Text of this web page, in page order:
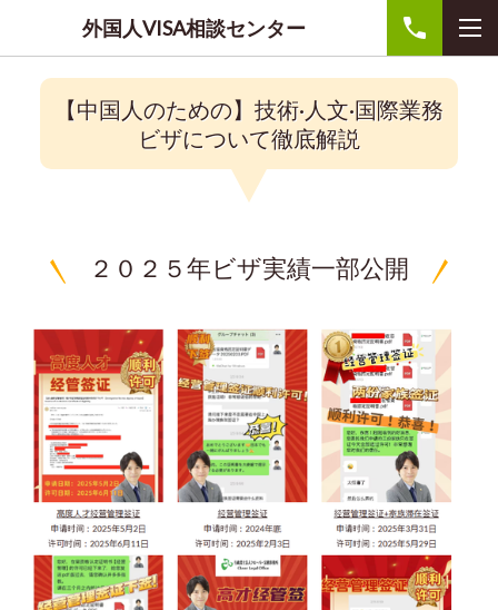
外国人VISA相談センター
【中国人のための】技術·人文·国際業務
ビザについて徹底解説
２０２５年ビザ実績一部公開